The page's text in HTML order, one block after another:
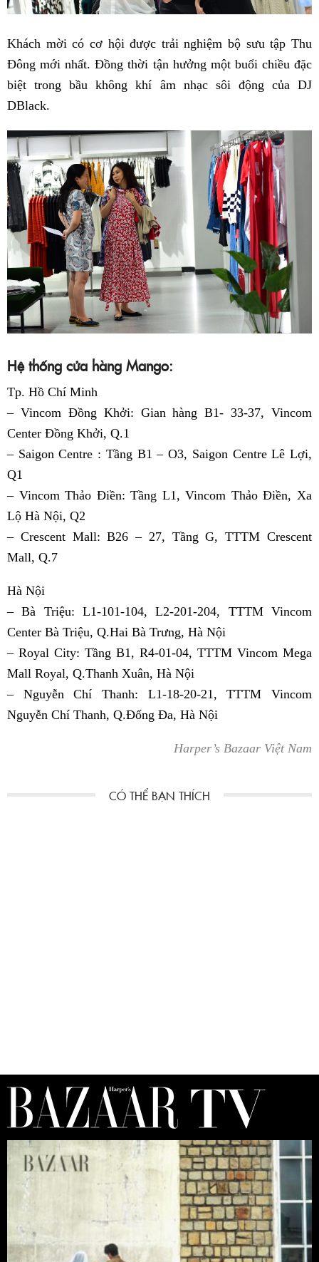
Khách mời có cơ hội được trải nghiệm bộ sưu tập Thu
Đông mới nhất. Đồng thời tận hưởng một buổi chiều đặc
biệt trong bầu không khí âm nhạc sôi động của DJ
DBlack.
Hệ thống cửa hàng Mango:
Tp. Hồ Chí Minh
– Vincom Đồng Khởi: Gian hàng B1- 33-37, Vincom
Center Đồng Khởi, Q.1
– Saigon Centre : Tầng B1 – O3, Saigon Centre Lê Lợi,
Q1
– Vincom Thảo Điền: Tầng L1, Vincom Thảo Điền, Xa
Lộ Hà Nội, Q2
– Crescent Mall: B26 – 27, Tầng G, TTTM Crescent
Mall, Q.7
Hà Nội
– Bà Triệu: L1-101-104, L2-201-204, TTTM Vincom
Center Bà Triệu, Q.Hai Bà Trưng, Hà Nội
– Royal City: Tầng B1, R4-01-04, TTTM Vincom Mega
Mall Royal, Q.Thanh Xuân, Hà Nội
– Nguyễn Chí Thanh: L1-18-20-21, TTTM Vincom
Nguyễn Chí Thanh, Q.Đống Đa, Hà Nội
Harper’s Bazaar Việt Nam